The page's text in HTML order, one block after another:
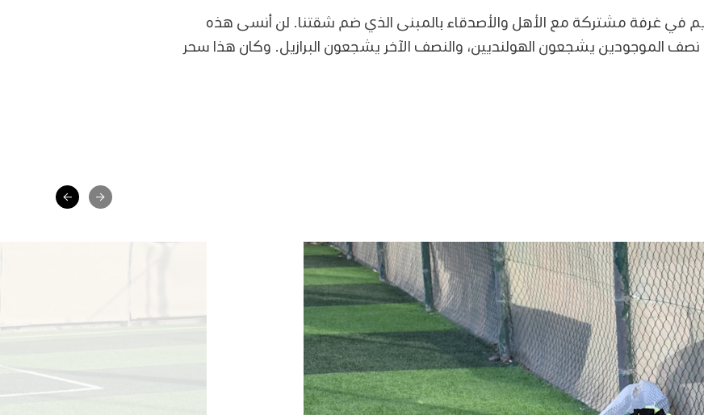
في غرفة مشتركة مع الأهل والأصدقاء بالمبنى الذي ضم شقتنا. لن أنسى هذه
نصف الموجودين يشجعون الهولنديين، والنصف الآخر يشجعون البرازيل. وكان هذا سحر